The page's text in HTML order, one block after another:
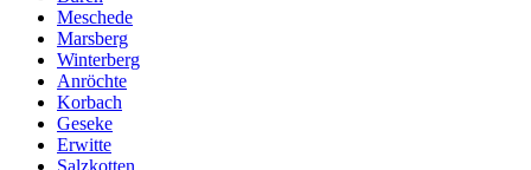
Meschede
Marsberg
Winterberg
Anröchte
Korbach
Geseke
Erwitte
Salzkotten